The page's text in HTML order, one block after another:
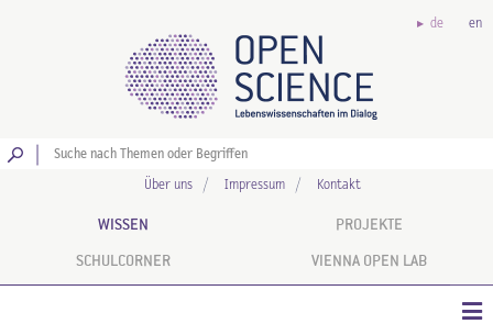
de en
Über uns Impressum Kontakt
WISSEN PROJEKTE
SCHULCORNER VIENNA OPEN LAB